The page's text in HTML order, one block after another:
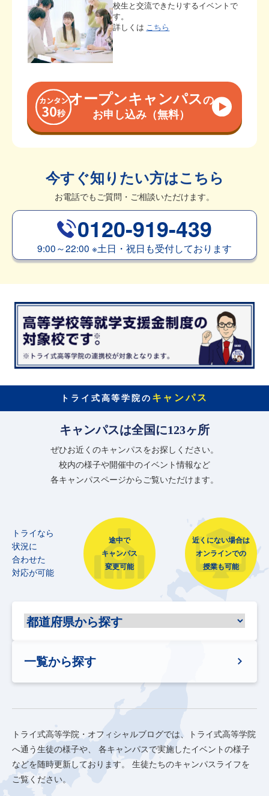
校生と交流できたりするイベントで
す。
詳しくは こちら
オープンキャンパスの
お申し込み（無料）
今すぐ知りたい方はこちら
お電話でもご質問・ご相談いただけます。
0120-919-439
9:00～22:00 ※土日・祝日も受付しております
トライ式高等学院の キャンパス
キャンパスは全国に123ヶ所
ぜひお近くのキャンパスをお探しください。
校内の様子や開催中のイベント情報など
各キャンパスページからご覧いただけます。
トライなら
状況に
合わせた
対応が可能
途中で
キャンパス
変更可能
近くにない場合は
オンラインでの
授業も可能
一覧から探す
トライ式高等学院・オフィシャルブログでは、トライ式高等学院
へ通う生徒の様子や、
各キャンパスで実施したイベントの様子
などを随時更新しております。
生徒たちのキャンパスライフを
ご覧ください。